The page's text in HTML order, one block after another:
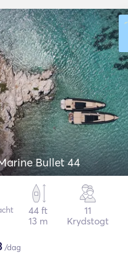
Bullet 44
44 ft
13 m
11
Krydstogt
/dag